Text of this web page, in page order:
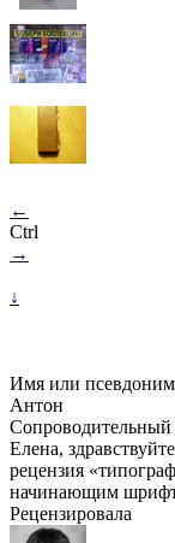
←
Ctrl
→
↓
Имя или псевдоним
Антон
Сопроводительный
Елена,
рецензия
начинающим
Рецензировала